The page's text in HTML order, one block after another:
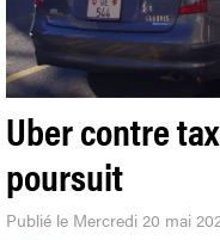
Uber contre
poursuit
Publié le Mercredi 20 mai